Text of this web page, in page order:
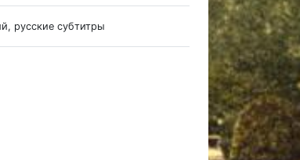
русские субтитры